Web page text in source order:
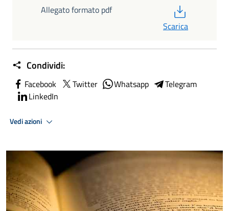
Allegato formato pdf
Scarica
Condividi:
Facebook Twitter Whatsapp
Telegram
LinkedIn
Vedi azioni